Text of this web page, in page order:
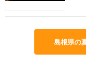
島根県の